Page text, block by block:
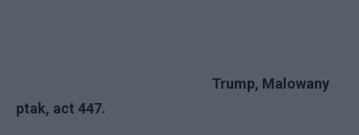
Trump, Malowany
ptak, act 447.